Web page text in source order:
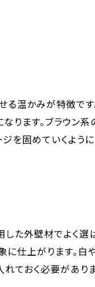
る温かみが特徴で
ります。ブラウン
固めていくように
した外壁材でよく
に仕上がります。
れておく必要があ